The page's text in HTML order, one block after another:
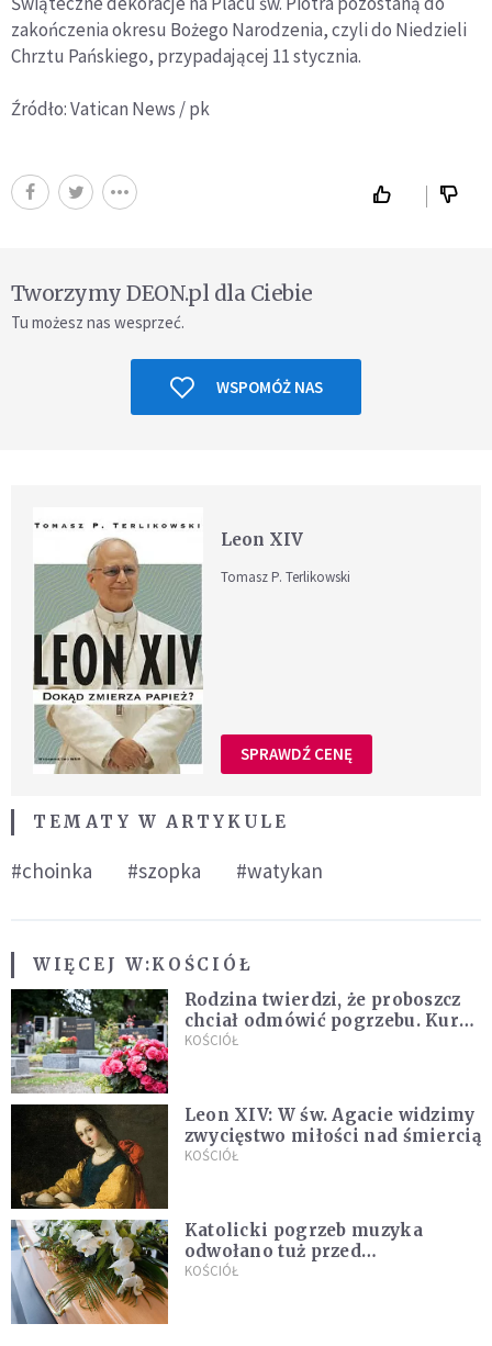
zakończenia okresu Bożego Narodzenia, czyli do Niedzieli
Chrztu Pańskiego, przypadającej 11 stycznia.
Źródło: Vatican News / pk
Tworzymy DEON.pl dla Ciebie
Tu możesz nas wesprzeć.
WSPOMÓŻ NAS
Leon XIV
Tomasz P. Terlikowski
SPRAWDŹ CENĘ
TEMATY W ARTYKULE
#choinka #szopka #watykan
WIĘCEJ W:KOŚCIÓŁ
Rodzina twierdzi, że proboszcz
chciał odmówić pogrzebu. Kuria
zapowiada wyjaśnienia
KOŚCIÓŁ
Leon XIV: W św. Agacie widzimy
zwycięstwo miłości nad śmiercią
KOŚCIÓŁ
Katolicki pogrzeb muzyka
odwołano tuż przed
uroczystością. Powodem była
KOŚCIÓŁ